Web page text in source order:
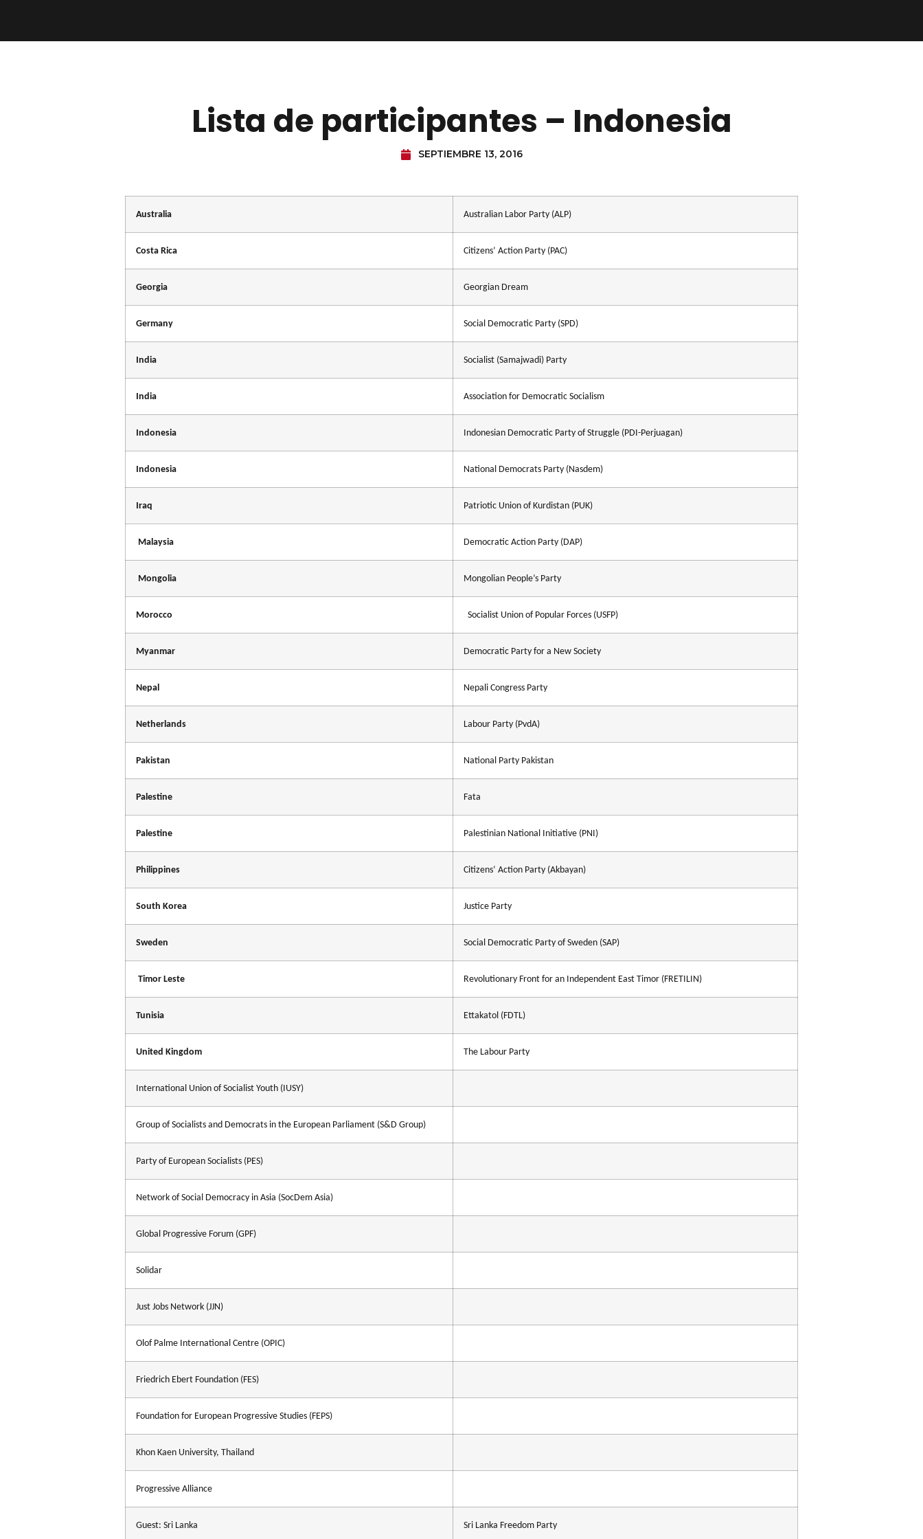
Lista de participantes – Indonesia
SEPTIEMBRE 13, 2016
Australia Australian Labor Party (ALP)
Costa Rica Citizens’ Action Party (PAC)
Georgia Georgian Dream
Germany Social Democratic Party (SPD)
India Socialist (Samajwadi) Party
India Association for Democratic Socialism
Indonesia Indonesian Democratic Party of Struggle (PDI-Perjuagan)
Indonesia National Democrats Party (Nasdem)
Iraq Patriotic Union of Kurdistan (PUK)
Malaysia Democratic Action Party (DAP)
Mongolia Mongolian People’s Party
Morocco Socialist Union of Popular Forces (USFP)
Myanmar Democratic Party for a New Society
Nepal Nepali Congress Party
Netherlands Labour Party (PvdA)
Pakistan National Party Pakistan
Palestine Fata
Palestine Palestinian National Initiative (PNI)
Philippines Citizens‘ Action Party (Akbayan)
South Korea Justice Party
Sweden Social Democratic Party of Sweden (SAP)
Timor Leste Revolutionary Front for an Independent East Timor (FRETILIN)
Tunisia Ettakatol (FDTL)
United Kingdom The Labour Party
International Union of Socialist Youth (IUSY)
Group of Socialists and Democrats in the European Parliament (S&D Group)
Party of European Socialists (PES)
Network of Social Democracy in Asia (SocDem Asia)
Global Progressive Forum (GPF)
Solidar
Just Jobs Network (JJN)
Olof Palme International Centre (OPIC)
Friedrich Ebert Foundation (FES)
Foundation for European Progressive Studies (FEPS)
Khon Kaen University, Thailand
Progressive Alliance
Guest: Sri Lanka Sri Lanka Freedom Party